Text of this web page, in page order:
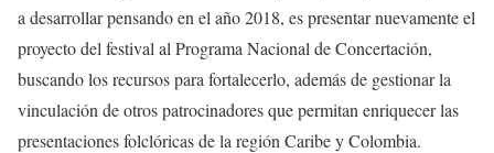
a desarrollar pensando en el año 2018, es presentar nuevamente el
proyecto del festival al Programa Nacional de Concertación,
buscando los recursos para fortalecerlo, además de gestionar la
vinculación de otros patrocinadores que permitan enriquecer las
presentaciones folclóricas de la región Caribe y Colombia.